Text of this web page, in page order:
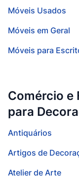
Móveis Usados
Móveis em Geral
Móveis para
Comércio e
para
Antiquários
Artigos de
Atelier de Arte